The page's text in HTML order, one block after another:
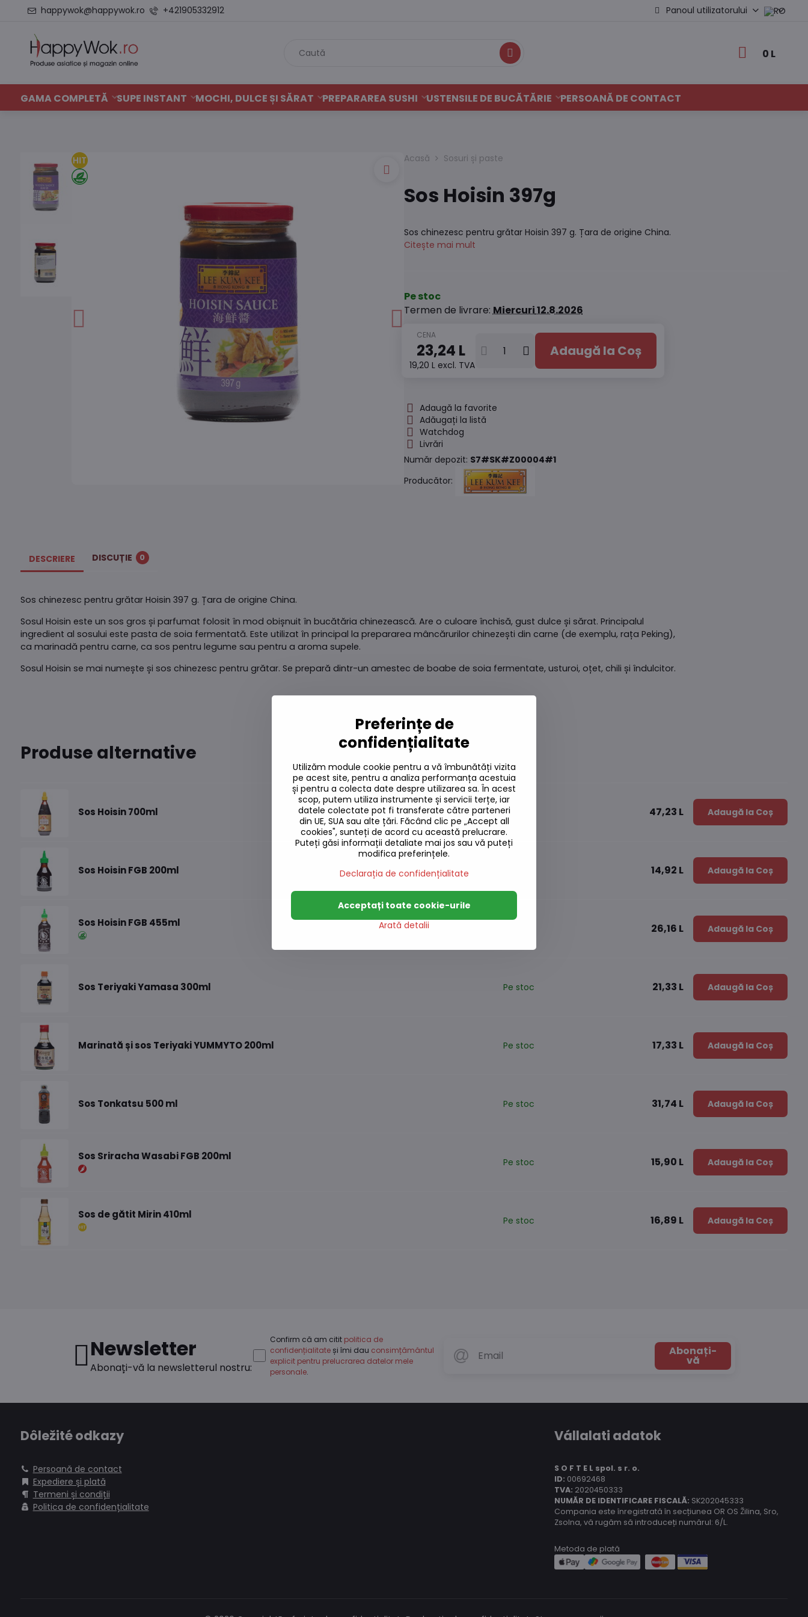
happywok@happywok.ro +421905332912 Panoul utilizatorului
Caută 0 L
GAMA COMPLETĂ SUPE INSTANT MOCHI, DULCE ȘI SĂRAT PREPARAREA SUSHI USTENSILE DE BUCĂTĂRIE PERSOANĂ DE CONTACT
Acasă Sosuri și paste
Sos Hoisin 397g
Sos chinezesc pentru grătar Hoisin 397 g. Țara de origine China.
Citește mai mult
Pe stoc
Termen de livrare:Miercuri12.8.2026
23,24 L
19,20 L excl. TVA
Adaugă la Coș
Adaugă la favorite
Adăugați la listă
Watchdog
Livrări
Număr depozit: S7#SK#Z00004#1
Producător:
DESCRIERE DISCUȚIE 0
Sos chinezesc pentru grătar Hoisin 397 g. Țara de origine China.
Sosul Hoisin este un sos gros și parfumat folosit în mod obișnuit în bucătăria chinezească. Are o culoare închisă, gust dulce și sărat. Principalul
ingredient al sosului este pasta de soia fermentată. Este utilizat în principal la prepararea mâncărurilor chinezești din carne (de exemplu, rața Peking),
ca marinadă pentru carne, ca sos pentru legume sau pentru a aroma supele.
Sosul Hoisin se mai numește și sos chinezesc pentru grătar. Se prepară dintr-un amestec de boabe de soia fermentate, usturoi, oțet, chili și îndulcitor.
Produse alternative
Sos Hoisin 700ml Pe stoc 47,23 L Adaugă la Coș
Sos Hoisin FGB 200ml 14,92 L Adaugă la Coș
Sos Hoisin FGB 455ml 26,16 L Adaugă la Coș
Sos Teriyaki Yamasa 300ml Pe stoc 21,33 L Adaugă la Coș
Marinată și sos Teriyaki YUMMYTO 200ml Pe stoc 17,33 L Adaugă la Coș
Sos Tonkatsu 500 ml Pe stoc 31,74 L Adaugă la Coș
Sos Sriracha Wasabi FGB 200ml Pe stoc 15,90 L Adaugă la Coș
Sos de gătit Mirin 410ml Pe stoc 16,89 L Adaugă la Coș
Newsletter
Abonați-vă la newsletterul nostru:
Abonați-
vă
Confirm că am citit politica de
confidențialitateși îmi dau consimțământul
explicit pentru prelucrarea datelor mele
personale.
Dôležité odkazy
Persoană de contact
Expediere și plată
Termeni și condiții
Politica de confidențialitate
Vállalati adatok
S O F T E L spol. s r. o.
ID: 00692468
TVA: 2020450333
NUMĂR DE IDENTIFICARE FISCALĂ: SK202045333
Compania este înregistrată în secțiunea OR OS Žilina, Sro,
Zsolna, vă rugăm să introduceți numărul: 6/L.
Metoda de plată
Preferințe de
confidențialitate
Utilizăm module cookie pentru a vă îmbunătăți vizita
pe acest site, pentru a analiza performanța acestuia
și pentru a colecta date despre utilizarea sa. În acest
scop, putem utiliza instrumente și servicii terțe, iar
datele colectate pot fi transferate către parteneri
din UE, SUA sau alte țări. Făcând clic pe „Accept all
cookies", sunteți de acord cu această prelucrare.
Puteți găsi informații detaliate mai jos sau vă puteți
modifica preferințele.
Declarația de confidențialitate
Arată detalii
Acceptați toate cookie-urile